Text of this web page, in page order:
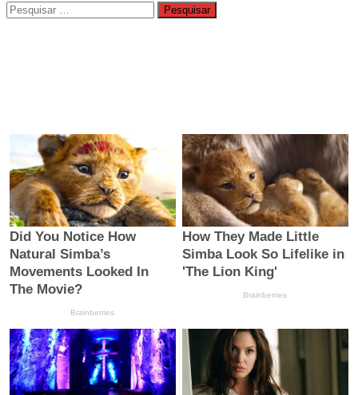
Pesquisar
por: